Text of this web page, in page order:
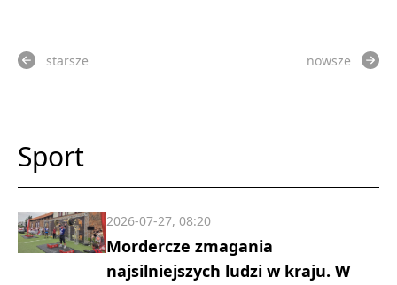
starsze nowsze
Sport
Mordercze zmagania
najsilniejszych ludzi w kraju. W
2026-07-27, 08:20